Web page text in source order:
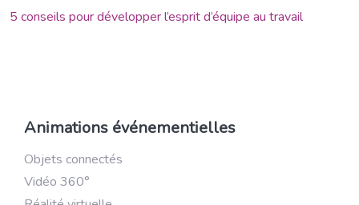
5 conseils pour développer l’esprit d’équipe au travail
Animations événementielles
Objets connectés
Vidéo 360°